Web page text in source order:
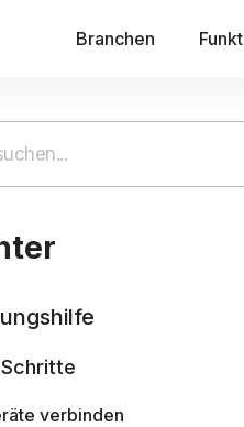
Branchen
verbinden